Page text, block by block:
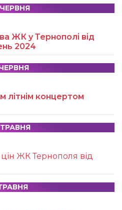
ЧЕРВНЯ
ЖК у Тернополі від
2024
літнім концертом
ТРАВНЯ
ЖК Тернополя від